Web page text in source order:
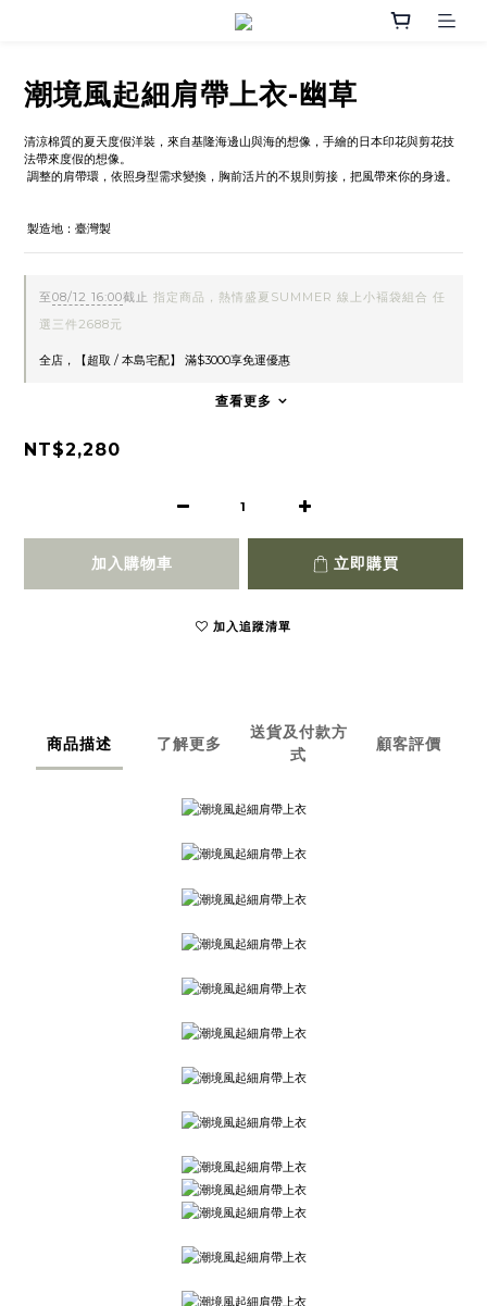
潮境風起細肩帶上衣-幽草
清涼棉質的夏天度假洋裝，來自基隆海邊山與海的想像，手繪的日本印花與剪花技
法帶來度假的想像。
調整的肩帶環，依照身型需求變換，胸前活片的不規則剪接，把風帶來你的身邊。
製造地：臺灣製
至08/12 16:00截止 指定商品，熱情盛夏SUMMER 線上小褔袋組合 任
選三件2688元
全店，【超取 / 本島宅配】 滿$3000享免運優惠
查看更多
NT$2,280
加入購物車 立即購買
加入追蹤清單
商品描述 了解更多
送貨及付款方
式
顧客評價